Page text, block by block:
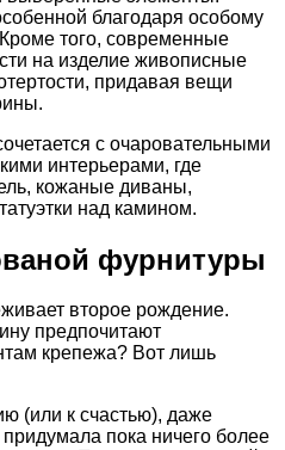
благодаря особому
того, современные
на изделие живописные
придавая вещи
с очаровательными
интерьерами, где
кожаные диваны,
над камином.
фурнитуры
второе рождение.
предпочитают
крепежа? Вот лишь
(или к счастью), даже
пока ничего более